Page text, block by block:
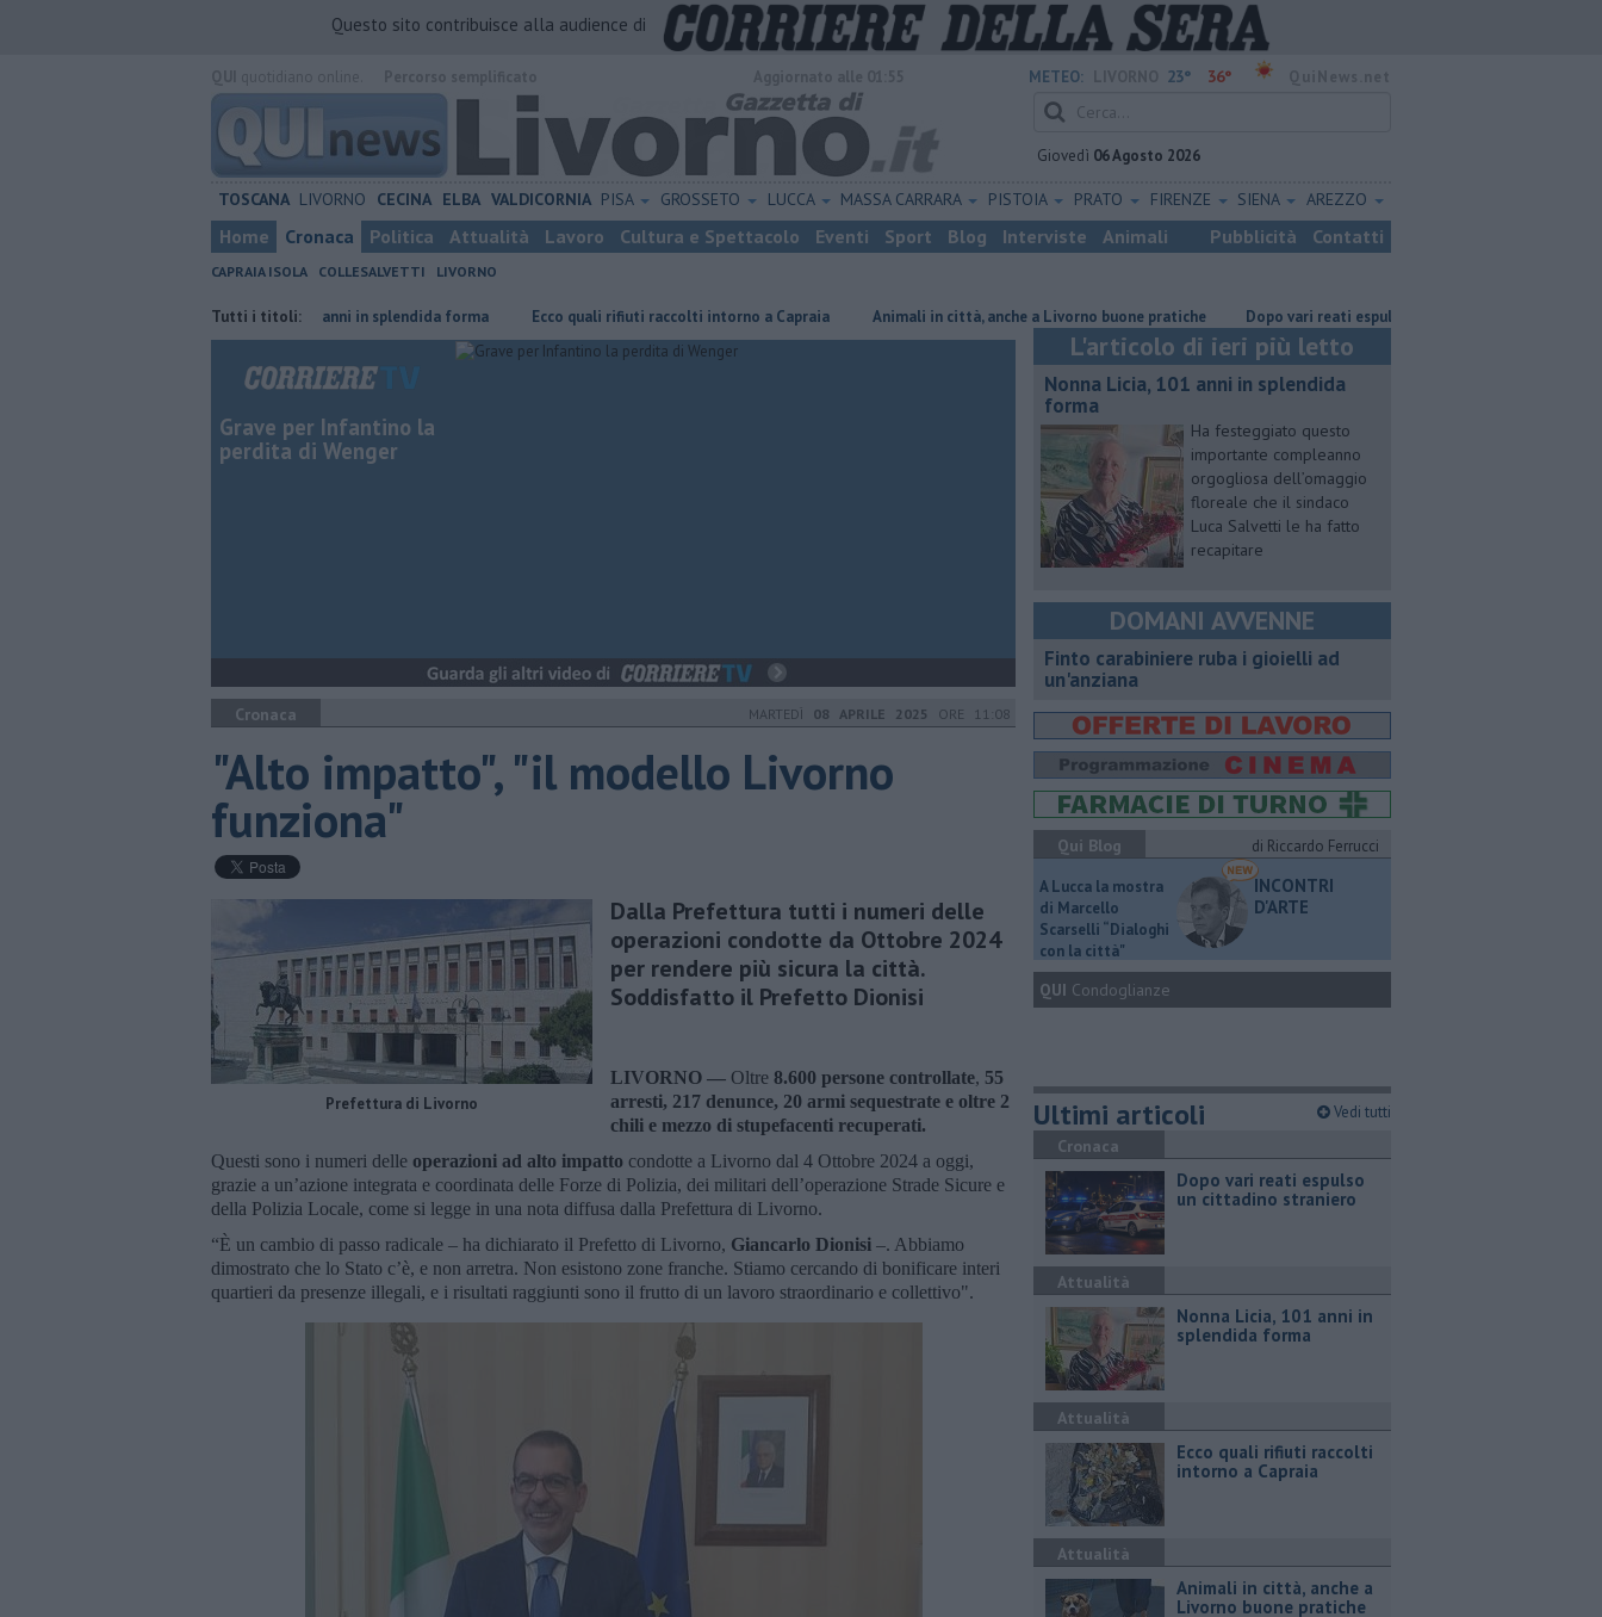
Questo sito contribuisce alla audience di
METEO: 23° 36°
Giovedì 06 Agosto 2026
TOSCANA LIVORNO CECINA ELBA VALDICORNIA PISA GROSSETO LUCCA MASSA CARRARA PISTOIA PRATO FIRENZE SIENA AREZZO
Home Cronaca Politica Attualità Lavoro Cultura e Spettacolo Eventi Sport Blog Interviste Animali Pubblicità Contatti
CAPRAIA ISOLA COLLESALVETTI LIVORNO
Tutti i titoli:
Nonna Licia, 101 anni in splendida forma Ecco quali rifiuti raccolti intorno a Capraia Animali in città, anche a Livorno buone pratiche Dopo vari reati espulso un cittadino straniero
Grave per Infantino la
perdita di Wenger
Cronaca MARTEDÌ 08 APRILE 2025 ORE 11:08
"Alto impatto", "il modello Livorno
funziona"
Prefettura di Livorno
Dalla Prefettura tutti i numeri delle
operazioni condotte da Ottobre 2024
per rendere più sicura la città.
Soddisfatto il Prefetto Dionisi
LIVORNO — Oltre 8.600 persone controllate, 55
arresti, 217 denunce, 20 armi sequestrate e oltre 2
chili e mezzo di stupefacenti recuperati.
Questi sono i numeri delle operazioni ad alto impatto condotte a Livorno dal 4 Ottobre 2024 a oggi,
grazie a un’azione integrata e coordinata delle Forze di Polizia, dei militari dell’operazione Strade Sicure e
della Polizia Locale, come si legge in una nota diffusa dalla Prefettura di Livorno.
“È un cambio di passo radicale – ha dichiarato il Prefetto di Livorno, Giancarlo Dionisi –. Abbiamo
dimostrato che lo Stato c’è, e non arretra. Non esistono zone franche. Stiamo cercando di bonificare interi
quartieri da presenze illegali, e i risultati raggiunti sono il frutto di un lavoro straordinario e collettivo".
L'articolo di ieri più letto
Nonna Licia, 101 anni in splendida
forma
Ha festeggiato questo
importante compleanno
orgogliosa dell’omaggio
floreale che il sindaco
Luca Salvetti le ha fatto
recapitare
DOMANI AVVENNE
Finto carabiniere ruba i gioielli ad
un'anziana
Qui Blog
di Riccardo Ferrucci
A Lucca la mostra
di Marcello
Scarselli “Dialoghi
con la città"
INCONTRI
D'ARTE
QUI Condoglianze
Ultimi articoli Vedi tutti
Cronaca
Dopo vari reati espulso
un cittadino straniero
Attualità
Nonna Licia, 101 anni in
splendida forma
Attualità
Ecco quali rifiuti raccolti
intorno a Capraia
Attualità
Animali in città, anche a
Livorno buone pratiche